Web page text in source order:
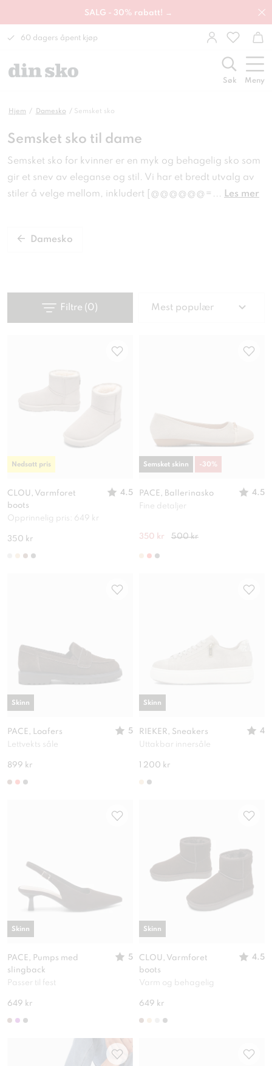
SALG - 30% rabatt! →
60 dagers åpent kjøp
Søk Meny
Hjem Damesko Semsket sko
Semsket sko til dame
Semsket sko for kvinner er en myk og behagelig sko som
gir et snev av eleganse og stil. Vi har et bredt utvalg av
stiler å velge mellom, inkludert [@@@@@@= ... Les mer
Damesko
Filtre (0) Mest populær
CLOU, Varmforet
boots
4.5
Opprinnelig pris: 649 kr
350 kr
Nedsatt pris
PACE, Ballerinasko
4.5
Fine detaljer
350 kr 500 kr
Semsket skinn -30%
PACE, Loafers
5
Lettvekts såle
899 kr
Skinn
RIEKER, Sneakers
4
Uttakbar innersåle
1 200 kr
Skinn
PACE, Pumps med
slingback
5
Passer til fest
649 kr
Skinn
CLOU, Varmforet
boots
4.5
Varm og behagelig
649 kr
Skinn